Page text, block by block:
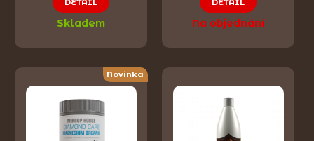
DETAIL
Skladem
DETAIL
Na objednání
Novinka